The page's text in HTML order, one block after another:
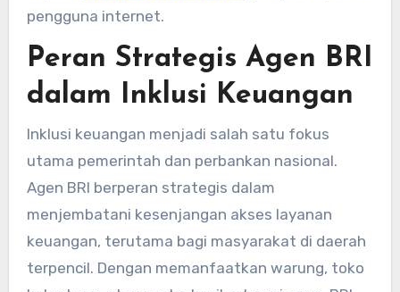
pengguna internet.
Peran Strategis Agen BRI
dalam Inklusi Keuangan
Inklusi keuangan menjadi salah satu fokus
utama pemerintah dan perbankan nasional.
Agen BRI berperan strategis dalam
menjembatani kesenjangan akses layanan
keuangan, terutama bagi masyarakat di daerah
terpencil. Dengan memanfaatkan warung, toko